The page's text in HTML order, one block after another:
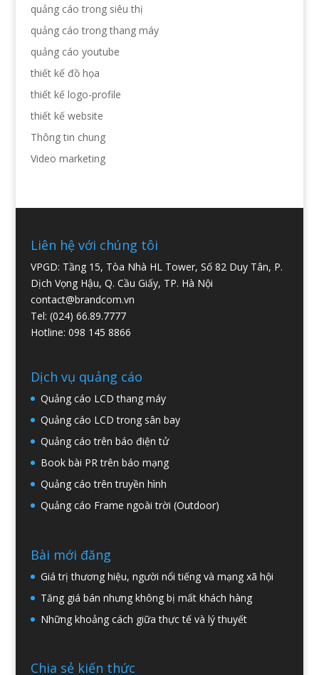
quảng cáo trong siêu thị
quảng cáo trong thang máy
quảng cáo youtube
thiết kế đồ họa
thiết kế logo-profile
thiết kế website
Thông tin chung
Video marketing
Liên hệ với chúng tôi
VPGD: Tầng 15, Tòa Nhà HL Tower, Số 82 Duy Tân, P.
Dịch Vọng Hậu, Q. Cầu Giấy, TP. Hà Nội
contact@brandcom.vn
Tel: (024) 66.89.7777
Hotline: 098 145 8866
Dịch vụ quảng cáo
Quảng cáo LCD thang máy
Quảng cáo LCD trong sân bay
Quảng cáo trên báo điện tử
Book bài PR trên báo mạng
Quảng cáo trên truyền hình
Quảng cáo Frame ngoài trời (Outdoor)
Bài mới đăng
Giá trị thương hiệu, người nổi tiếng và mạng xã hội
Tăng giá bán nhưng không bị mất khách hàng
Những khoảng cách giữa thực tế và lý thuyết
Chia sẻ kiến thức